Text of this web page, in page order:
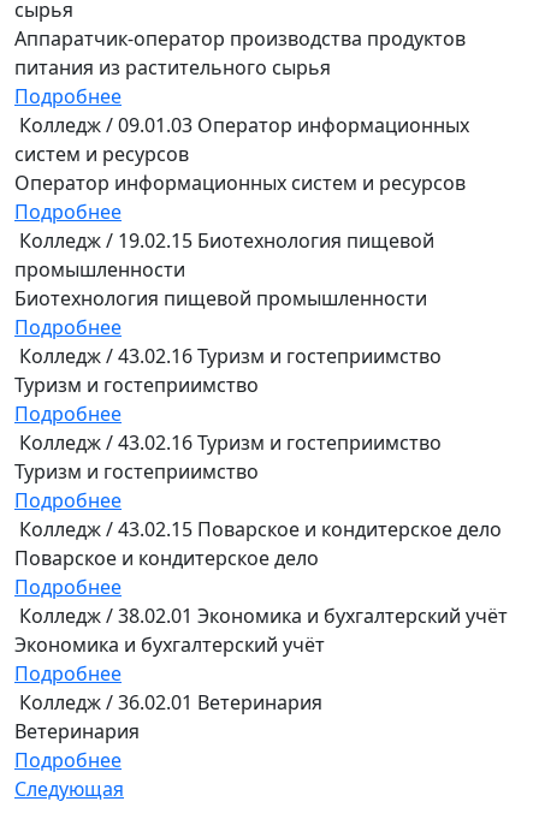
сырья
Аппаратчик-оператор производства продуктов
питания из растительного сырья
Подробнее
Колледж / 09.01.03 Оператор информационных
систем и ресурсов
Оператор информационных систем и ресурсов
Подробнее
Колледж / 19.02.15 Биотехнология пищевой
промышленности
Биотехнология пищевой промышленности
Подробнее
Колледж / 43.02.16 Туризм и гостеприимство
Туризм и гостеприимство
Подробнее
Колледж / 43.02.16 Туризм и гостеприимство
Туризм и гостеприимство
Подробнее
Колледж / 43.02.15 Поварское и кондитерское дело
Поварское и кондитерское дело
Подробнее
Колледж / 38.02.01 Экономика и бухгалтерский учёт
Экономика и бухгалтерский учёт
Подробнее
Колледж / 36.02.01 Ветеринария
Ветеринария
Подробнее
Следующая